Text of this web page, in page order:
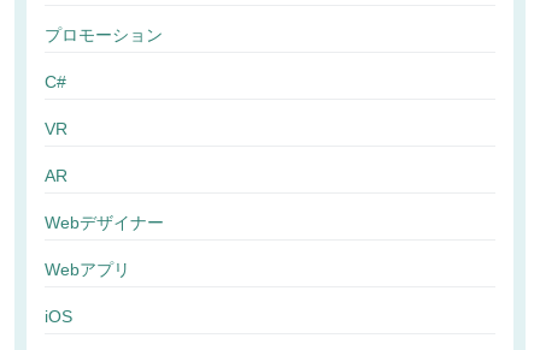
プロモーション
C#
VR
AR
Webデザイナー
Webアプリ
iOS